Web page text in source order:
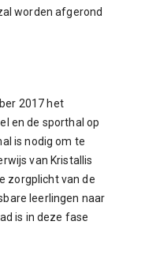
worden afgerond
2017 het
en de sporthal op
is nodig om te
van Kristallis
zorgplicht van de
leerlingen naar
is in deze fase